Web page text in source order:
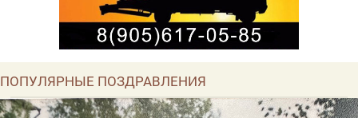
ПОПУЛЯРНЫЕ ПОЗДРАВЛЕНИЯ